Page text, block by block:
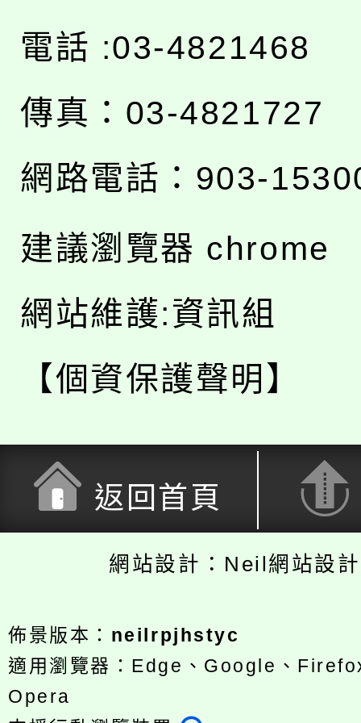
電話 :03-4821468
傳真：03-4821727
網路電話：903-
建議瀏覽器 chrome
網站維護:資訊組
【個資保護聲明】
返回首頁
網站設計：Neil網站設
佈景版本： neilrpjhstyc
適用瀏覽器：Edge、Google、
Opera